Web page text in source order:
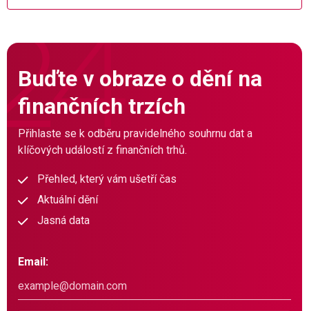
Buďte v obraze o dění na
finančních trzích
Přihlaste se k odběru pravidelného souhrnu dat a
klíčových událostí z finančních trhů.
Přehled, který vám ušetří čas
Aktuální dění
Jasná data
Email: